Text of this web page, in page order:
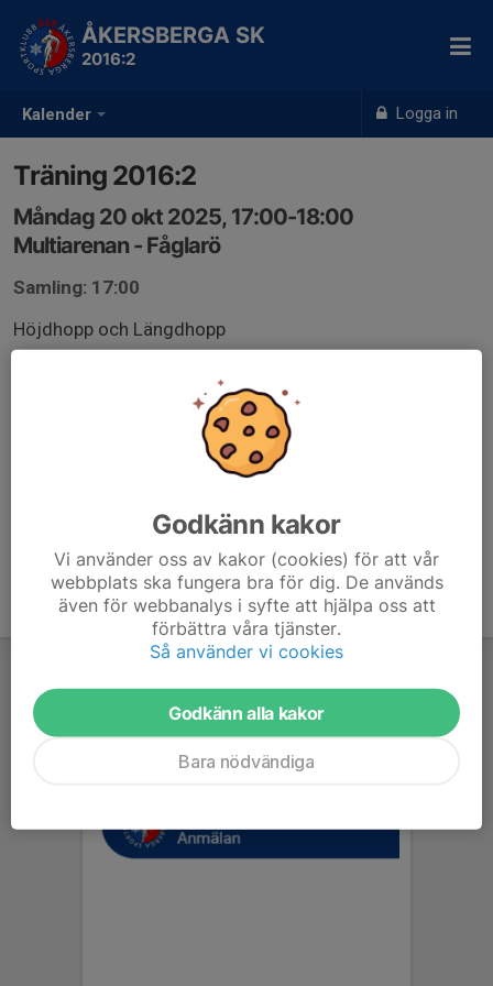
Kalender Logga in
ÅKERSBERGA SK
2016:2
Träning 2016:2
Måndag 20 okt 2025, 17:00-18:00
Multiarenan - Fåglarö
Samling: 17:00
Höjdhopp och Längdhopp
Godkänn kakor
Vi använder oss av kakor (cookies) för att vår
webbplats ska fungera bra för dig. De används
även för webbanalys i syfte att hjälpa oss att
förbättra våra tjänster.
Så använder vi cookies
Godkänn alla kakor
Bara nödvändiga